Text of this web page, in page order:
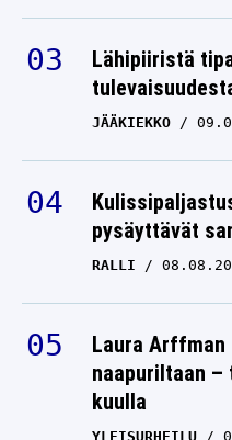
Lähipiiristä
JÄÄKIEKKO
pysäyttävät
RALLI
Laura
naapuriltaan –
kuulla
YLEISURHEILU